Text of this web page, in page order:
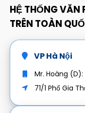
HỆ THỐNG VĂN
TRÊN TOÀN
VP Hà Nội
Mr. Hoàng (D):
71/1 Phố Gia